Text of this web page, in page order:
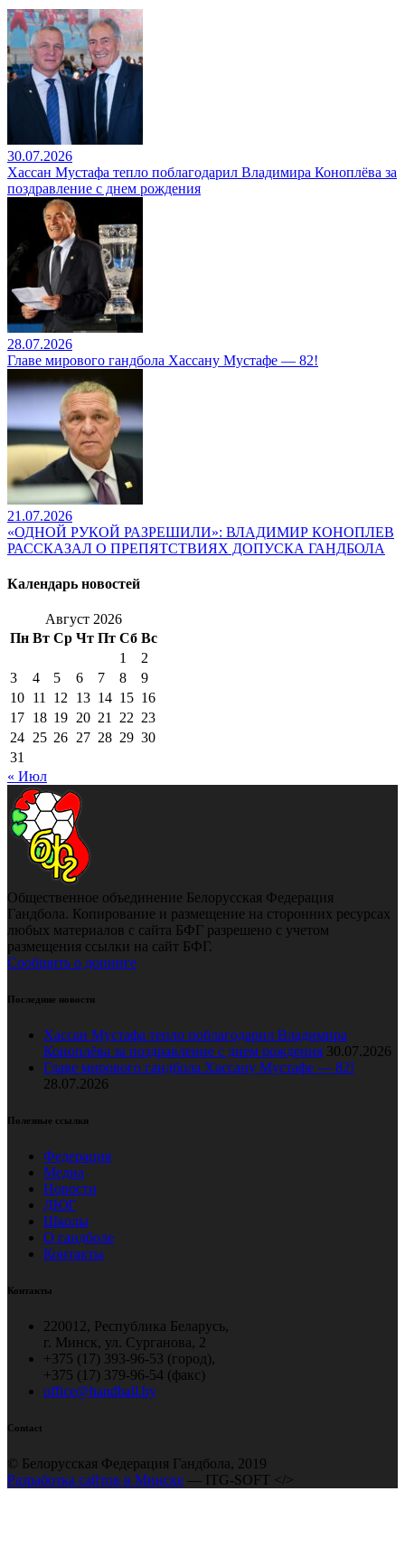
30.07.2026
Хассан Мустафа тепло поблагодарил Владимира Коноплёва за
поздравление с днем рождения
28.07.2026
Главе мирового гандбола Хассану Мустафе — 82!
21.07.2026
«ОДНОЙ РУКОЙ РАЗРЕШИЛИ»: ВЛАДИМИР КОНОПЛЕВ
РАССКАЗАЛ О ПРЕПЯТСТВИЯХ ДОПУСКА ГАНДБОЛА
Календарь новостей
Август 2026
Пн Вт Ср Чт Пт Сб Вс
1
2
3
4 5 6 7 8
9
10 11 12 13 14 15 16
17 18 19 20 21 22 23
24 25 26 27 28 29 30
31
« Июл
Общественное объединение Белорусская Федерация
Гандбола. Копирование и размещение на сторонних ресурсах
любых материалов с сайта БФГ разрешено с учетом
размещения ссылки на сайт БФГ.
Сообщить о допинге
Последние новости
Хассан Мустафа тепло поблагодарил Владимира
Коноплёва за поздравление с днем рождения 30.07.2026
Главе мирового гандбола Хассану Мустафе — 82!
28.07.2026
Полезные ссылки
Федерация
Медиа
Новости
ДЮГ
Школы
О гандболе
Контакты
Контакты
220012, Республика Беларусь,
г. Минск, ул. Сурганова, 2
+375 (17) 393-96-53 (город),
+375 (17) 379-96-54 (факс)
office@handball.by
Contact
© Белорусская Федерация Гандбола, 2019
Разработка сайтов в Минске — ITG-SOFT </>